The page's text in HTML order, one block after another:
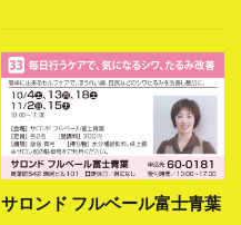
サロンド フルベール富士青葉